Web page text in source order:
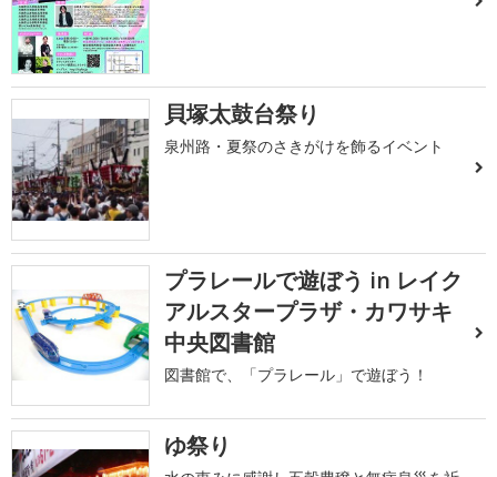
貝塚太鼓台祭り
泉州路・夏祭のさきがけを飾るイベント
プラレールで遊ぼう in レイク
アルスタープラザ・カワサキ
中央図書館
図書館で、「プラレール」で遊ぼう！
ゆ祭り